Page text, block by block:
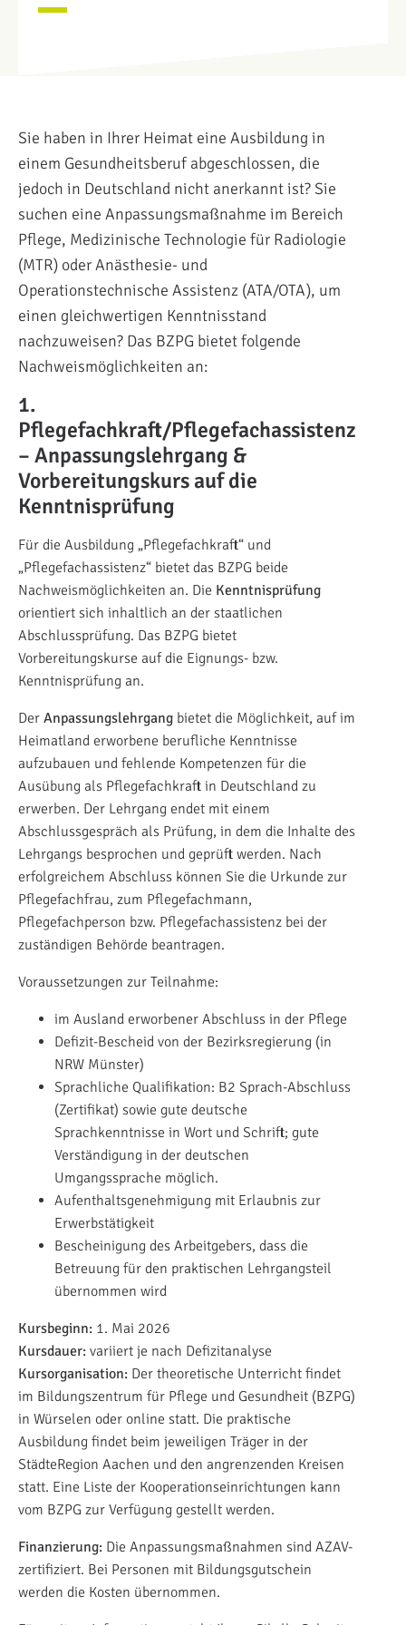
Sie haben in Ihrer Heimat eine Ausbildung in
einem Gesundheitsberuf abgeschlossen, die
jedoch in Deutschland nicht anerkannt ist? Sie
suchen eine Anpassungsmaßnahme im Bereich
Pflege, Medizinische Technologie für Radiologie
(MTR) oder Anästhesie- und
Operationstechnische Assistenz (ATA/OTA), um
einen gleichwertigen Kenntnisstand
nachzuweisen? Das BZPG bietet folgende
Nachweismöglichkeiten an:
1.
Pflegefachkraft/Pflegefachassistenz
– Anpassungslehrgang &
Vorbereitungskurs auf die
Kenntnisprüfung
Für die Ausbildung „Pflegefachkraft“ und
„Pflegefachassistenz“ bietet das BZPG beide
Nachweismöglichkeiten an. Die Kenntnisprüfung
orientiert sich inhaltlich an der staatlichen
Abschlussprüfung. Das BZPG bietet
Vorbereitungskurse auf die Eignungs- bzw.
Kenntnisprüfung an.
Der Anpassungslehrgang bietet die Möglichkeit, auf im
Heimatland erworbene berufliche Kenntnisse
aufzubauen und fehlende Kompetenzen für die
Ausübung als Pflegefachkraft in Deutschland zu
erwerben. Der Lehrgang endet mit einem
Abschlussgespräch als Prüfung, in dem die Inhalte des
Lehrgangs besprochen und geprüft werden. Nach
erfolgreichem Abschluss können Sie die Urkunde zur
Pflegefachfrau, zum Pflegefachmann,
Pflegefachperson bzw. Pflegefachassistenz bei der
zuständigen Behörde beantragen.
Voraussetzungen zur Teilnahme:
im Ausland erworbener Abschluss in der Pflege
Defizit-Bescheid von der Bezirksregierung (in
NRW Münster)
Sprachliche Qualifikation: B2 Sprach-Abschluss
(Zertifikat) sowie gute deutsche
Sprachkenntnisse in Wort und Schrift; gute
Verständigung in der deutschen
Umgangssprache möglich.
Aufenthaltsgenehmigung mit Erlaubnis zur
Erwerbstätigkeit
Bescheinigung des Arbeitgebers, dass die
Betreuung für den praktischen Lehrgangsteil
übernommen wird
Kursbeginn: 1. Mai 2026
Kursdauer: variiert je nach Defizitanalyse
Kursorganisation: Der theoretische Unterricht findet
im Bildungszentrum für Pflege und Gesundheit (BZPG)
in Würselen oder online statt. Die praktische
Ausbildung findet beim jeweiligen Träger in der
StädteRegion Aachen und den angrenzenden Kreisen
statt. Eine Liste der Kooperationseinrichtungen kann
vom BZPG zur Verfügung gestellt werden.
Finanzierung: Die Anpassungsmaßnahmen sind AZAV-
zertifiziert. Bei Personen mit Bildungsgutschein
werden die Kosten übernommen.